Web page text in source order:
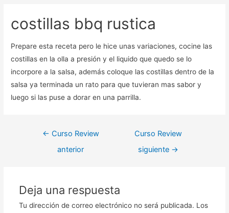
costillas bbq rustica
Prepare esta receta pero le hice unas variaciones, cocine las
costillas en la olla a presión y el liquido que quedo se lo
incorpore a la salsa, además coloque las costillas dentro de la
salsa ya terminada un rato para que tuvieran mas sabor y
luego si las puse a dorar en una parrilla.
Navegación
← Curso Review
anterior
Curso Review
siguiente →
Deja una respuesta
Tu dirección de correo electrónico no será publicada. Los